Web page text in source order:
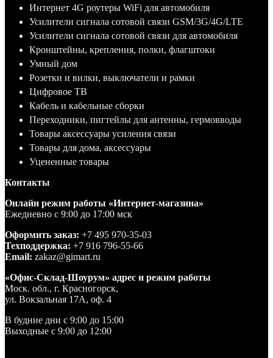
Интернет 4G роутеры WiFi для автомобиля
Усилители сигнала сотовой связи GSM/3G/4G/LTE
Усилители сигнала сотовой связи для автомобиля
Кронштейны, крепления, полки, флагштоки
Умный дом
Розетки и вилки, выключатели и рамки
Цифровое ТВ
Кабель и кабельные сборки
Переходники, пигтейлы для антенны, гермовводы
Товары аксессуары усиления связи
Товары для дома, аксессуары
Уцененные товары
Контакты
Онлайн режим работы «Интернет-магазина»
Ежедневно с 9:00 до 17:00 мск
Оформить заказ: +7 495 970-35-03
Техподдержка: +7 916 796-55-66
Email: zakaz@gimart.ru
«Офис-Склад-Шоурум» адрес и режим работы
Моск. обл., г. Красногорск,
ул. Вокзальная 17А, оф. 4
В будние дни с 9:00 до 15:00
Выходные с 9:00 до 12:00